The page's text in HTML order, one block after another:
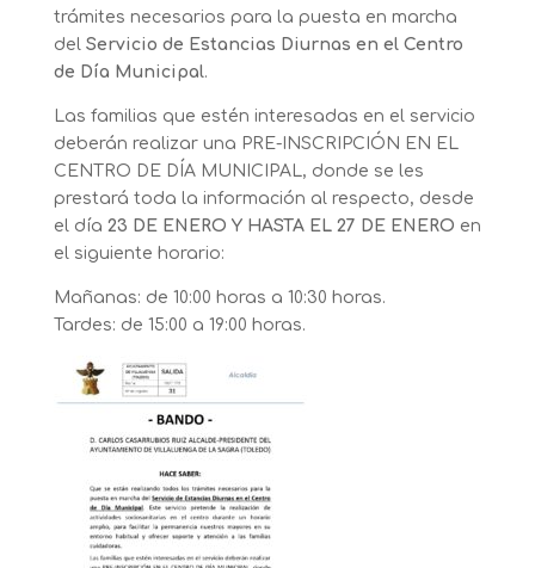
trámites necesarios para la puesta en marcha
del Servicio de Estancias Diurnas en el Centro
de Día Municipal.
Las familias que estén interesadas en el servicio
deberán realizar una PRE-INSCRIPCIÓN EN EL
CENTRO DE DÍA MUNICIPAL, donde se les
prestará toda la información al respecto, desde
el día 23 DE ENERO Y HASTA EL 27 DE ENERO en
el siguiente horario:
Mañanas: de 10:00 horas a 10:30 horas.
Tardes: de 15:00 a 19:00 horas.